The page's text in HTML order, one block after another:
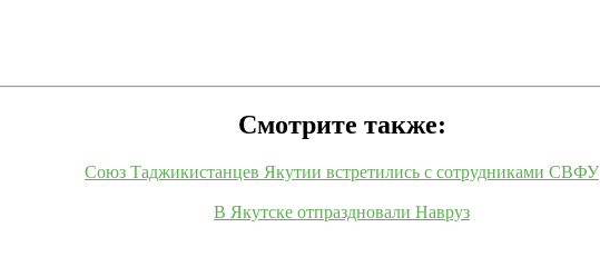
Смотрите также:
Союз Таджикистанцев Якутии встретились с сотрудниками СВФУ
В Якутске отпраздновали Навруз